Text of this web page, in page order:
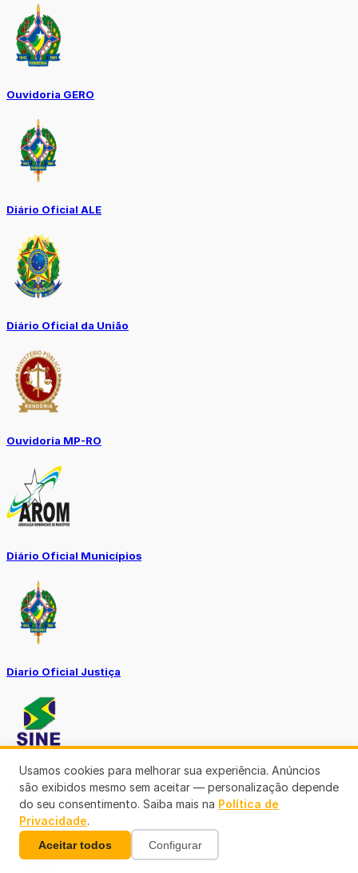
Ouvidoria GERO
Diário Oficial ALE
Diário Oficial da União
Ouvidoria MP-RO
Diário Oficial Municípios
Diario Oficial Justiça
SINE Municipal
Usamos cookies para melhorar sua experiência. Anúncios
são exibidos mesmo sem aceitar — personalização depende
do seu consentimento. Saiba mais na Política de
Privacidade.
Aceitar todos Configurar